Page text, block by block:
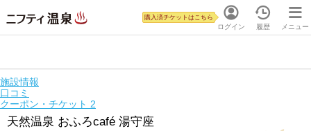
ログイン
購入済チケットはこちら
履歴 メニュー
施設情報
口コミ
クーポン・チケット 2
天然温泉 おふろcafé 湯守座